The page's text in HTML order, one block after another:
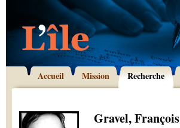
Accueil Mission Recherche
Gravel, François